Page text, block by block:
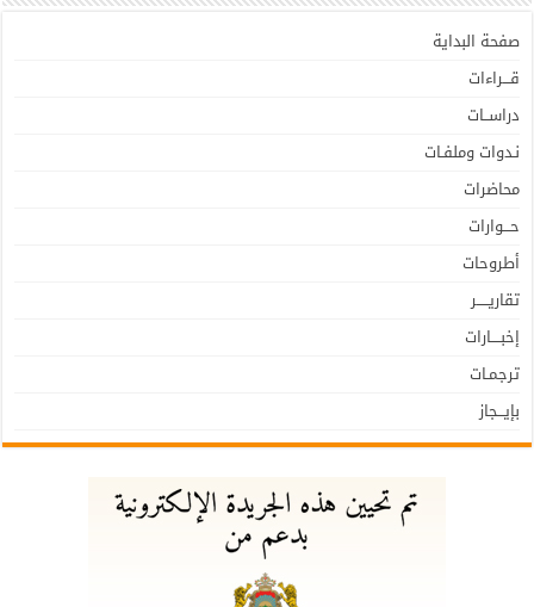
صفحة البداية
قـــراءات
دراســات
نـدوات وملفـات
محاضرات
حـــوارات
أطروحات
تقاريـــــر
إخبــــارات
ترجمـات
بإيـــجاز